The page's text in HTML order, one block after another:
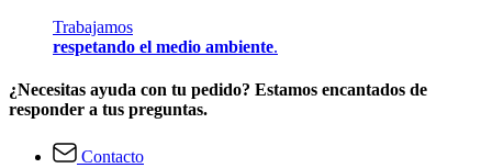
Trabajamos
respetando el medio ambiente.
¿Necesitas ayuda con tu pedido? Estamos encantados de
responder a tus preguntas.
Contacto